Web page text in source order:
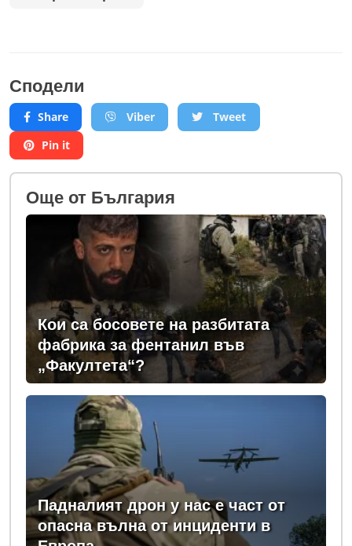
Сподели
Share Viber
Tweet
Pin it
Oще от България
Кои са босовете на разбитата
фабрика за фентанил във
„Факултета“?
Падналият дрон у нас е част от
опасна вълна от инциденти в